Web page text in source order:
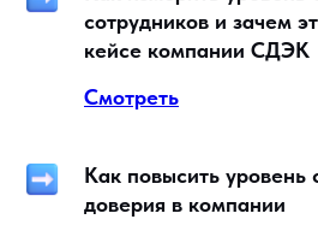
сотрудников и зачем
кейсе компании СДЭК
Смотреть
Как повысить уровень
доверия в компании